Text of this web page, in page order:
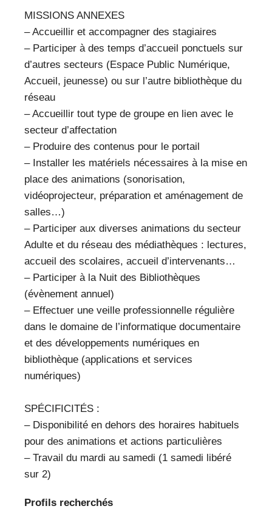
MISSIONS ANNEXES
– Accueillir et accompagner des stagiaires
– Participer à des temps d’accueil ponctuels sur
d’autres secteurs (Espace Public Numérique,
Accueil, jeunesse) ou sur l’autre bibliothèque du
réseau
– Accueillir tout type de groupe en lien avec le
secteur d’affectation
– Produire des contenus pour le portail
– Installer les matériels nécessaires à la mise en
place des animations (sonorisation,
vidéoprojecteur, préparation et aménagement de
salles…)
– Participer aux diverses animations du secteur
Adulte et du réseau des médiathèques : lectures,
accueil des scolaires, accueil d’intervenants…
– Participer à la Nuit des Bibliothèques
(évènement annuel)
– Effectuer une veille professionnelle régulière
dans le domaine de l’informatique documentaire
et des développements numériques en
bibliothèque (applications et services
numériques)
SPÉCIFICITÉS :
– Disponibilité en dehors des horaires habituels
pour des animations et actions particulières
– Travail du mardi au samedi (1 samedi libéré
sur 2)
Profils recherchés